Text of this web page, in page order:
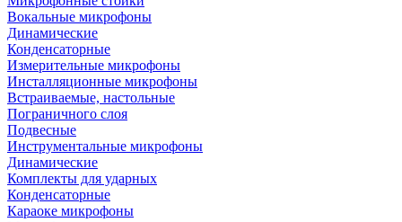
Вокальные микрофоны
Динамические
Конденсаторные
Измерительные микрофоны
Инсталляционные микрофоны
Встраиваемые, настольные
Пограничного слоя
Подвесные
Инструментальные микрофоны
Динамические
Комплекты для ударных
Конденсаторные
Караоке микрофоны